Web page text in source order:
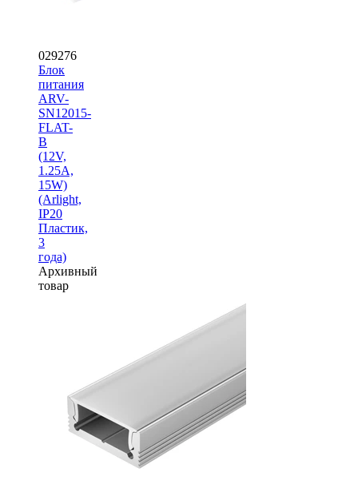
029276
Блок
питания
ARV-
SN12015-
FLAT-
B
(12V,
1.25A,
15W)
(Arlight,
IP20
Пластик,
3
года)
Архивный
товар